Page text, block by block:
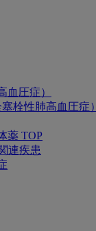
血圧症）
栓性肺高血圧症）
薬 TOP
連疾患